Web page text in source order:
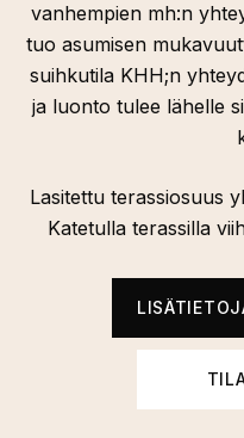
vanhempien mh:n
tuo asumisen
suihkutila KHH;n
ja luonto tulee lähelle
Lasitettu terassiosuus
Katetulla terassilla